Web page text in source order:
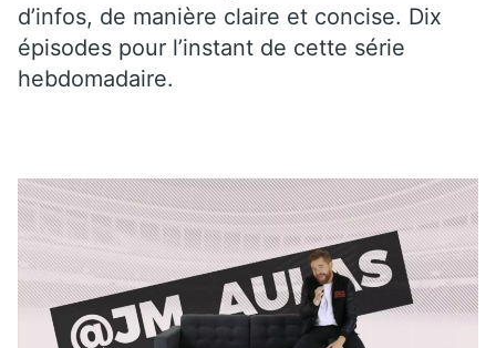
d’infos, de manière claire et concise. Dix
épisodes pour l’instant de cette série
hebdomadaire.